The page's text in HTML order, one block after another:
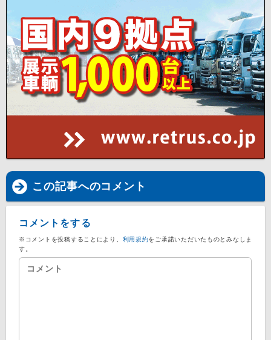
この記事へのコメント
コメントをする
※コメントを投稿することにより、 利用規約をご承諾いただいたものとみなしま
す。